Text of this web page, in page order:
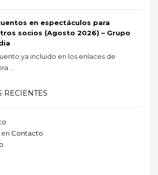
en espectáculos para
socios (Agosto 2026) – Grupo
ya incluido en los enlaces de
...
RECIENTES
en Contacto